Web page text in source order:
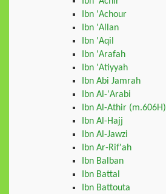
Ibn 'Achour
Ibn 'Allan
Ibn 'Aqil
Ibn 'Arafah
Ibn 'Atiyyah
Ibn Abi Jamrah
Ibn Al-'Arabi
Ibn Al-Athir (m.606H)
Ibn Al-Hajj
Ibn Al-Jawzi
Ibn Ar-Rif'ah
Ibn Balban
Ibn Battal
Ibn Battouta